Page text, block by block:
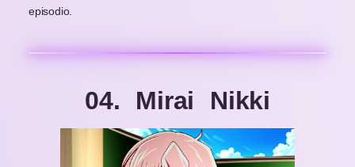
episodio.
04. Mirai Nikki